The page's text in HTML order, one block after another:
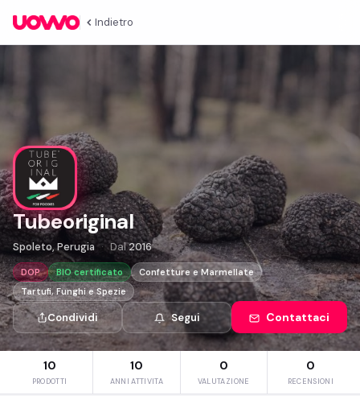
Indietro
Tubeoriginal
Spoleto, Perugia Dal2016
DOP BIO certificato
Confetture e Marmellate
Tartufi, Funghi e Spezie
Condividi Segui Contattaci
10
PRODOTTI
10
ANNI ATTIVITA
0
VALUTAZIONE
0
RECENSIONI